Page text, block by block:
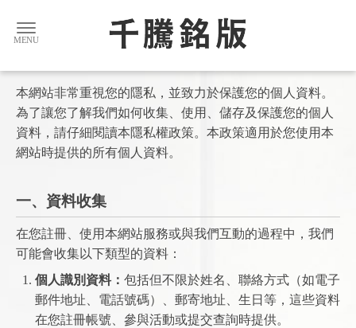
本網站非常重視您的隱私，並致力於保護您的個人資料。
為了讓您了解我們如何收集、使用、儲存及保護您的個人
資料，請仔細閱讀本隱私權政策。本政策適用於您使用本
網站時提供的所有個人資料。
一、資料收集
在您註冊、使用本網站服務或與我們互動的過程中，我們
可能會收集以下類型的資料：
個人識別資料： 包括但不限於姓名、聯絡方式（如電子
郵件地址、電話號碼）、郵寄地址、生日等，這些資料
在您註冊帳號、參與活動或提交查詢時提供。